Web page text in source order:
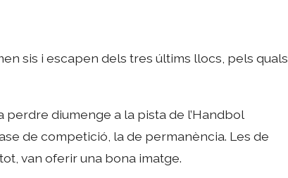
sis i escapen dels tres últims llocs, pels quals
diumenge a la pista de l’Handbol
de competició, la de permanència. Les de
van oferir una bona imatge.